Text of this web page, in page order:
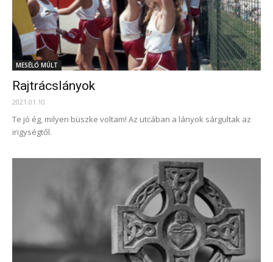
MESÉLŐ MÚLT
Rajtrácslányok
2021.01.10.
Te jó ég, milyen büszke voltam! Az utcában a lányok sárgultak az
irigységtől.